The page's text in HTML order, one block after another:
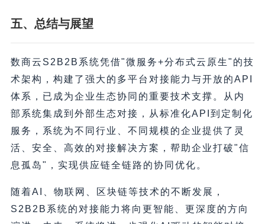
五、总结与展望
数商云S2B2B系统凭借"微服务+分布式云原生"的技
术架构，构建了强大的多平台对接能力与开放的API
体系，已成为企业生态协同的重要技术支撑。从内
部系统集成到外部生态对接，从标准化API到定制化
服务，系统为不同行业、不同规模的企业提供了灵
活、安全、高效的对接解决方案，帮助企业打破"信
息孤岛"，实现供应链全链路的协同优化。
随着AI、物联网、区块链等技术的不断发展，
S2B2B系统的对接能力将向更智能、更深度的方向